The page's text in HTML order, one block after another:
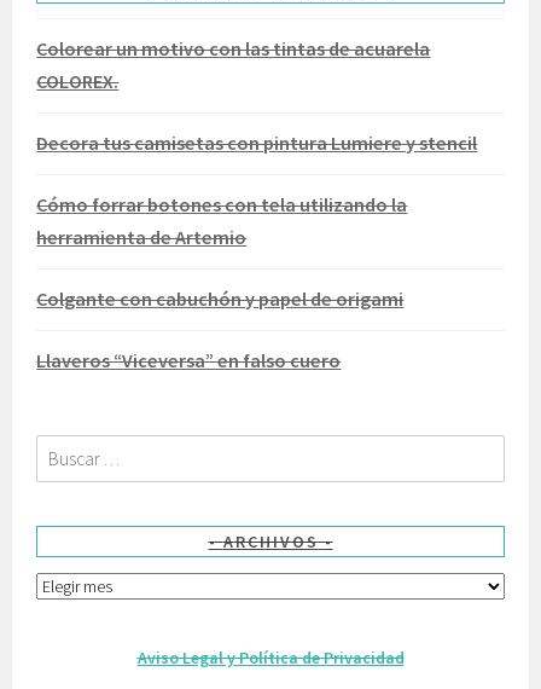
Colorear un motivo con las tintas de acuarela
COLOREX.
Decora tus camisetas con pintura Lumiere y stencil
Cómo forrar botones con tela utilizando la
herramienta de Artemio
Colgante con cabuchón y papel de origami
Llaveros “Viceversa” en falso cuero
Buscar:
ARCHIVOS
Archivos
Aviso Legal y Política de Privacidad